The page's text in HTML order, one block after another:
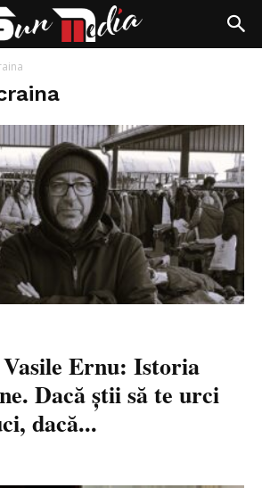
Ernu: Istoria
Dacă știi să te urci
dacă...